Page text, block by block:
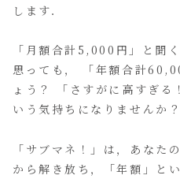
します．
「月額合計5,000円」と聞
思っても， 「年額合計
ょう？ 「さすがに高すぎる
いう気持ちになりませんか？
「サブマネ！」は，あなた
から解き放ち，「年額」と